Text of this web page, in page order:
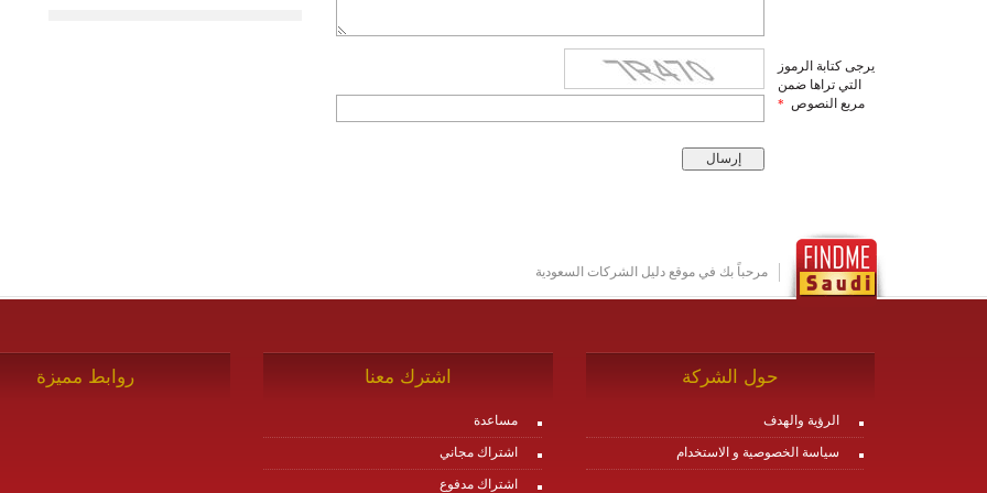
يرجى كتابة الرموز
التي تراها ضمن
مربع النصوص *
مرحباً بك في موقع دليل الشركات السعودية
حول الشركة
الرؤية والهدف
سياسة الخصوصية و الاستخدام
اشترك معنا
مساعدة
اشتراك مجاني
اشتراك مدفوع
روابط مميزة